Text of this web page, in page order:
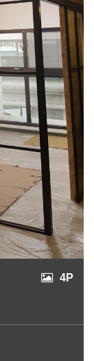
4P